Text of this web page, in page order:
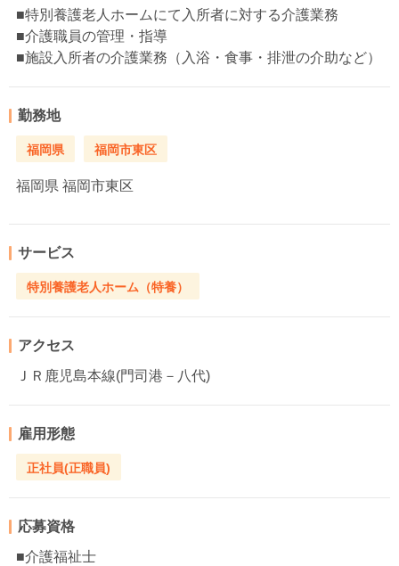
■特別養護老人ホームにて入所者に対する介護業務
■介護職員の管理・指導
■施設入所者の介護業務（入浴・食事・排泄の介助など）
勤務地
福岡県 福岡市東区
福岡県 福岡市東区
サービス
特別養護老人ホーム（特養）
アクセス
ＪＲ鹿児島本線(門司港－八代)
雇用形態
正社員(正職員)
応募資格
■介護福祉士